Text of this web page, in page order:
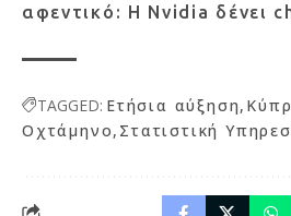
αφεντικό: Η Nvidia δένει
TAGGED: Ετήσια αύξηση
Οχτάμηνο Στατιστική